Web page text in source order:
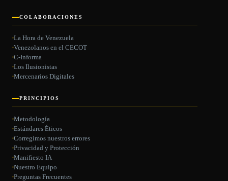
COLABORACIONES
La Hora de Venezuela
Venezolanos en el CECOT
C-Informa
Los Ilusionistas
Mercenarios Digitales
PRINCIPIOS
Metodología
Estándares Éticos
Corregimos nuestros errores
Privacidad y Protección
Manifiesto IA
Nuestro Equipo
Preguntas Frecuentes